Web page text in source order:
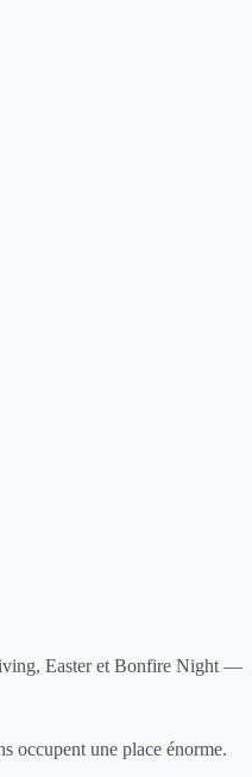
Easter et Bonfire Night —
occupent une place énorme.